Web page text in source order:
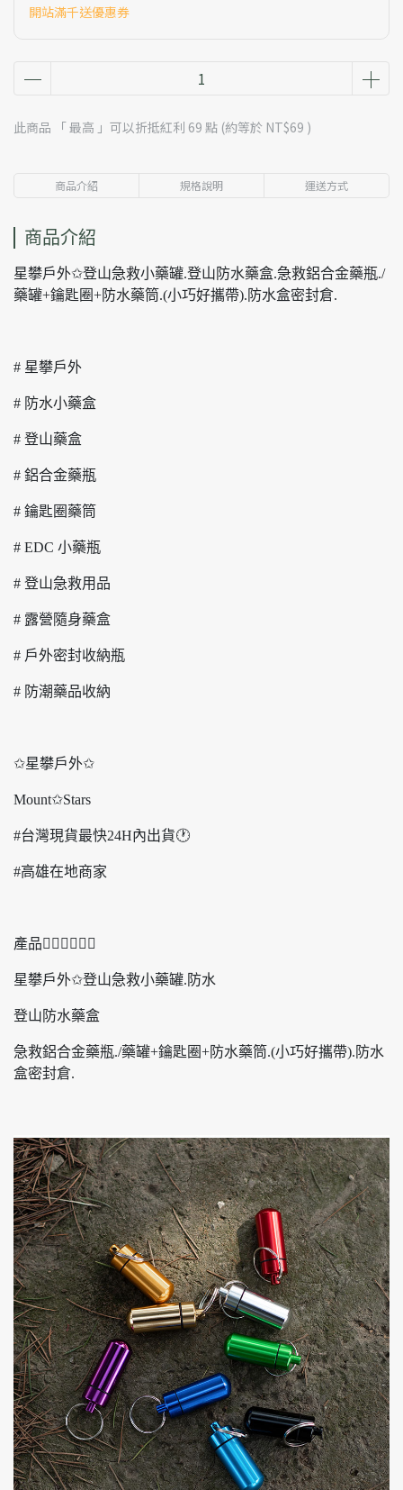
開站滿千送優惠券
此商品 「 最高 」可以折抵紅利 69 點 (約等於 NT$69 )
商品介紹 規格說明 運送方式
商品介紹
星攀戶外✩登山急救小藥罐.登山防水藥盒.急救鋁合金藥瓶./
藥罐+鑰匙圈+防水藥筒.(小巧好攜帶).防水盒密封倉.
# 星攀戶外
# 防水小藥盒
# 登山藥盒
# 鋁合金藥瓶
# 鑰匙圈藥筒
# EDC 小藥瓶
# 登山急救用品
# 露營隨身藥盒
# 戶外密封收納瓶
# 防潮藥品收納
✩星攀戶外✩
Mount✩Stars
#台灣現貨最快24H內出貨🕐
#高雄在地商家
產品👍🏼👍🏼👍🏼
星攀戶外✩登山急救小藥罐.防水
登山防水藥盒
急救鋁合金藥瓶./藥罐+鑰匙圈+防水藥筒.(小巧好攜帶).防水
盒密封倉.